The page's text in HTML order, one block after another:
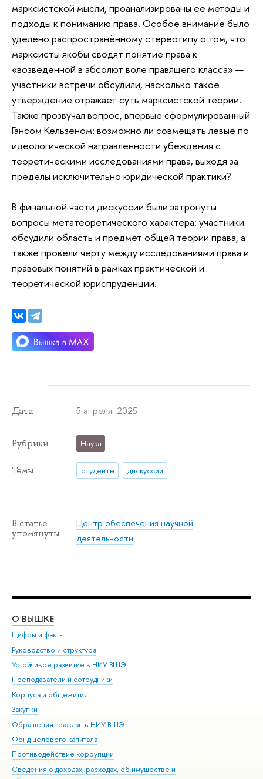
марксистской мысли, проанализированы её методы и
подходы к пониманию права. Особое внимание было
уделено распространённому стереотипу о том, что
марксисты якобы сводят понятие права к
«возведённой в абсолют воле правящего класса» —
участники встречи обсудили, насколько такое
утверждение отражает суть марксистской теории.
Также прозвучал вопрос, впервые сформулированный
Гансом Кельзеном: возможно ли совмещать левые по
идеологической направленности убеждения с
теоретическими исследованиями права, выходя за
пределы исключительно юридической практики?
В финальной части дискуссии были затронуты
вопросы метатеоретического характера: участники
обсудили область и предмет общей теории права, а
также провели черту между исследованиями права и
правовых понятий в рамках практической и
теоретической юриспруденции.
Дата 5 апреля 2025
Рубрики Наука
Темы студенты дискуссии
В статье
упомянуты
Центр обеспечения научной
деятельности
О ВЫШКЕ
Цифры и факты
Руководство и структура
Устойчивое развитие в НИУ ВШЭ
Преподаватели и сотрудники
Корпуса и общежития
Закупки
Обращения граждан в НИУ ВШЭ
Фонд целевого капитала
Противодействие коррупции
Сведения о доходах, расходах, об имуществе и